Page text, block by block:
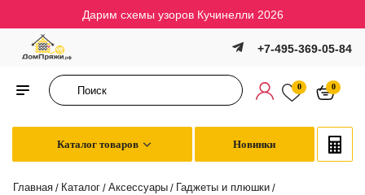
Дарим схемы узоров Кучинелли 2026
+7-495-369-05-84
0 0
Каталог товаров Новинки
Главная / Каталог / Аксессуары / Гаджеты и плюшки /